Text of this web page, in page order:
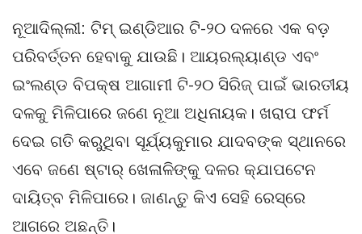
ନୂଆଦିଲ୍ଲୀ: ଟିମ୍ ଇଣ୍ଡିଆର ଟି-୨୦ ଦଳରେ ଏକ ବଡ଼
ପରିବର୍ତ୍ତନ ହେବାକୁ ଯାଉଛି। ଆୟରଲ୍ୟାଣ୍ଡ ଏବଂ
ଇଂଲଣ୍ଡ ବିପକ୍ଷ ଆଗାମୀ ଟି-୨୦ ସିରିଜ୍ ପାଇଁ ଭାରତୀୟ
ଦଳକୁ ମିଳିପାରେ ଜଣେ ନୂଆ ଅଧିନାୟକ। ଖରାପ ଫର୍ମ
ଦେଇ ଗତି କରୁଥିବା ସୂର୍ଯ୍ୟକୁମାର ଯାଦବଙ୍କ ସ୍ଥାନରେ
ଏବେ ଜଣେ ଷ୍ଟାର୍ ଖେଳାଳିଙ୍କୁ ଦଳର କ୍ଯାପଟେନ
ଦାୟିତ୍ବ ମିଳିପାରେ। ଜାଣନ୍ତୁ କିଏ ସେହି ରେସ୍‌ରେ
ଆଗରେ ଅଛନ୍ତି।